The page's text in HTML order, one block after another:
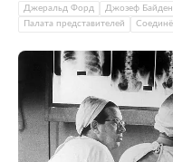
Джеральд Форд Джозеф Байден
Палата представителей